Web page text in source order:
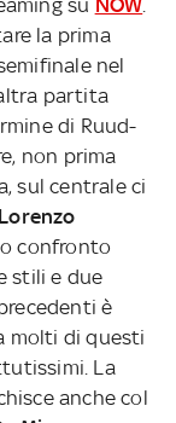
la prima
nel
partita
di Ruud-
non prima
sul centrale ci
Lorenzo
confronto
stili e due
è
molti di questi
La
anche col